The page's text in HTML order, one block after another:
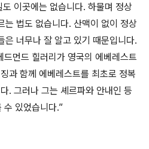
이곳에는 없습니다. 하물며 정상
는 법도 없습니다. 산맥이 없이 정상
은 너무나 잘 알고 있기 때문입니다.
먼드 힐러리가 영국의 에베레스트
과 함께 에베레스트를 최초로 정복
. 그러나 그는 셰르파와 안내인 등
있었습니다.”